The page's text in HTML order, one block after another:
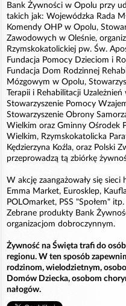
Bank Żywności w Opolu przy
takich jak: Wojewódzka Rada
Komendy OHP w Opolu,
Zawodowych w Oleśnie,
Rzymskokatolickiej pw. Św.
Fundacja Pomocy Dzieciom i
Fundacja Dom Rodzinnej
Mózgowym w Opolu,
Terapii i Rehabilitacji
Stowarzyszenie Pomocy
Stowarzyszenie Obrony
Wielkim oraz Gminny Ośrodek
Wielkim, Rzymskokatolicka
Kędzierzyna Koźla, oraz Polski
przeprowadzą tą zbiórkę
W akcję zaangażowały się
Emma Market, Eurosklep,
POLOmarket, PSS "Społem" itp.
Zebrane produkty Bank
organizacjom dobroczynnym.
Żywność na Święta trafi do
regionu. W ten sposób
rodzinom, wielodzietnym,
Domów Dziecka, osobom
nałogów.